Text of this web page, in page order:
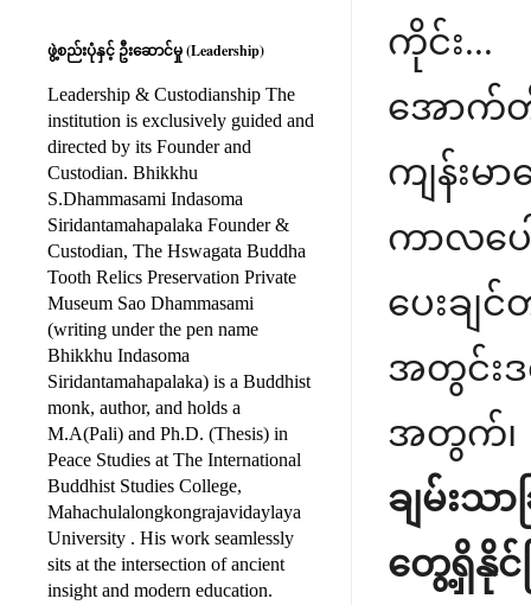
ကိုင်း
အောက်
ကျန်းမ
ကာလပေ
ပေးခ
အတွင်း
အတွက်၊
ချမ်းသ
တွေ့ရှိနိုင်
ဖွဲ့စည်းပုံနှင့် ဦးဆောင်မှု (Leadership)
Leadership & Custodianship The
institution is exclusively guided and
directed by its Founder and
Custodian. Bhikkhu
S.Dhammasami Indasoma
Siridantamahapalaka Founder &
Custodian, The Hswagata Buddha
Tooth Relics Preservation Private
Museum Sao Dhammasami
(writing under the pen name
Bhikkhu Indasoma
Siridantamahapalaka) is a Buddhist
monk, author, and holds a
M.A(Pali) and Ph.D. (Thesis) in
Peace Studies at The International
Buddhist Studies College,
Mahachulalongkongrajavidaylaya
University . His work seamlessly
sits at the intersection of ancient
insight and modern education.